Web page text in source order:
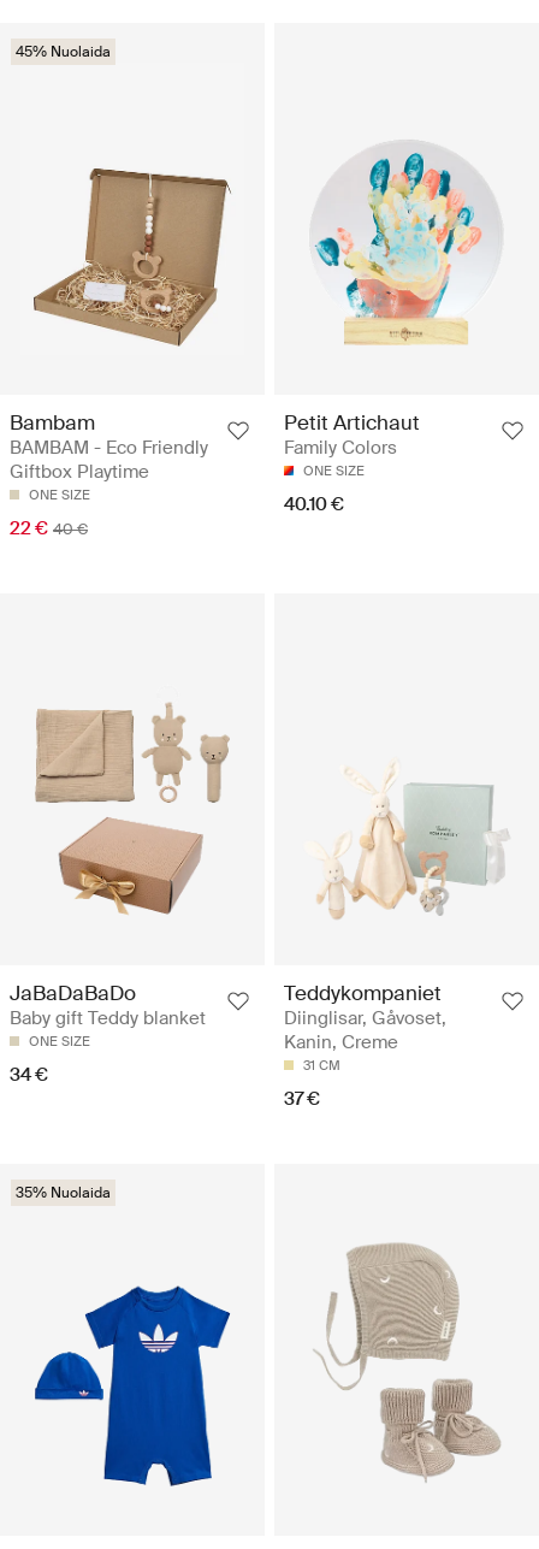
45% Nuolaida
Bambam
BAMBAM - Eco Friendly
Giftbox Playtime
ONE SIZE
22 € 40 €
Petit Artichaut
Family Colors
ONE SIZE
40.10 €
JaBaDaBaDo
Baby gift Teddy blanket
ONE SIZE
34 €
Teddykompaniet
Diinglisar, Gåvoset,
Kanin, Creme
31 CM
37 €
35% Nuolaida